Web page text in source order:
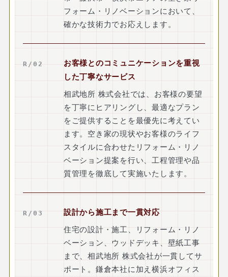
フォーム・リノベーションにおいて、
確かな技術力でお応えします。
R/02
お客様とのコミュニケーションを重視
した丁寧なサービス
相武地所 株式会社では、お客様の要望
を丁寧にヒアリングし、最適なプラン
をご提供することを最優先に考えてい
ます。空き家の現状やお客様のライフ
スタイルに合わせたリフォーム・リノ
ベーション提案を行い、工程管理や品
質管理を徹底して実施いたします。
R/03 設計から施工まで一貫対応
住宅の設計・施工、リフォーム・リノ
ベーション、ウッドデッキ、壁紙工事
まで、相武地所 株式会社が一貫してサ
ポート。鎌倉本社に加え横浜オフィス